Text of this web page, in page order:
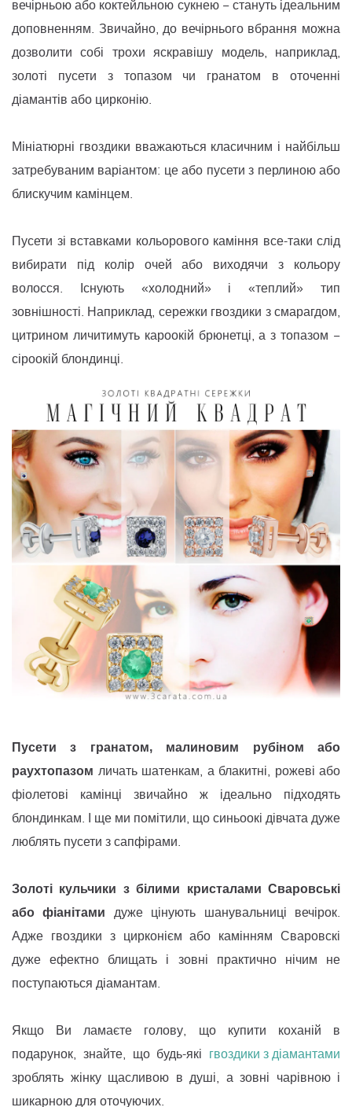
вечірньою або коктейльною сукнею − стануть ідеальним
доповненням. Звичайно, до вечірнього вбрання можна
дозволити собі трохи яскравішу модель, наприклад,
золоті пусети з топазом чи гранатом в оточенні
діамантів або цирконію.
Мініатюрні гвоздики вважаються класичним і найбільш
затребуваним варіантом: це або пусети з перлиною або
блискучим камінцем.
Пусети зі вставками кольорового каміння все-таки слід
вибирати під колір очей або виходячи з кольору
волосся. Існують «холодний» і «теплий» тип
зовнішності. Наприклад, сережки гвоздики з смарагдом,
цитрином личитимуть кароокій брюнетці, а з топазом −
сіроокій блондинці.
Пусети з гранатом, малиновим рубіном або
раухтопазом личать шатенкам, а блакитні, рожеві або
фіолетові камінці звичайно ж ідеально підходять
блондинкам. І ще ми помітили, що синьоокі дівчата дуже
люблять пусети з сапфірами.
Золоті кульчики з білими кристалами Сваровські
або фіанітами дуже цінують шанувальниці вечірок.
Адже гвоздики з цирконієм або камінням Сваровскі
дуже ефектно блищать і зовні практично нічим не
поступаються діамантам.
Якщо Ви ламаєте голову, що купити коханій в
подарунок, знайте, що будь-які гвоздики з діамантами
зроблять жінку щасливою в душі, а зовні чарівною і
шикарною для оточуючих.